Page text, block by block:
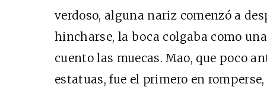
verdoso, alguna nariz comenzó a
hincharse, la boca colgaba como
cuento las muecas. Mao, que poco
estatuas, fue el primero en